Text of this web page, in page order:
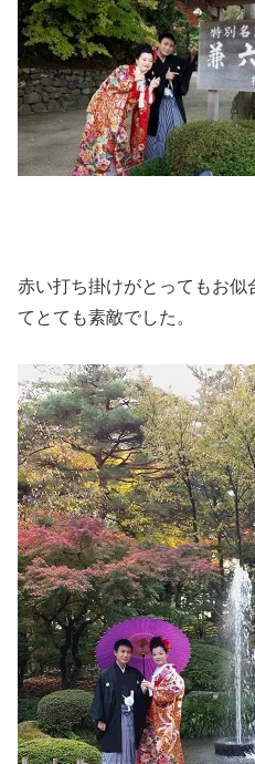
赤い打ち掛けがとってもお似
てとても素敵でした。